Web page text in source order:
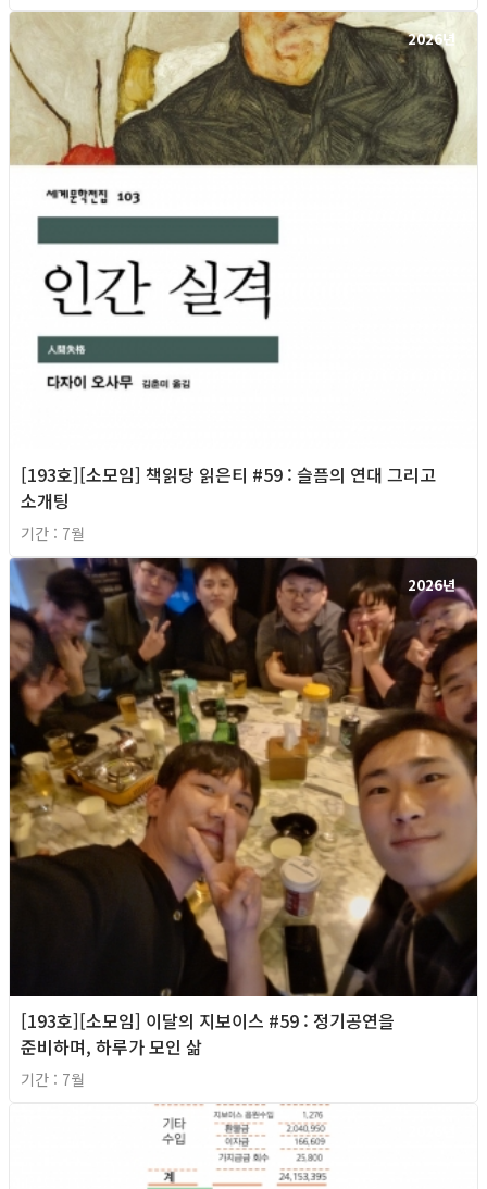
2026년
[193호][소모임] 책읽당 읽은티 #59 : 슬픔의 연대 그리고
소개팅
기간 : 7월
2026년
[193호][소모임] 이달의 지보이스 #59 : 정기공연을
준비하며, 하루가 모인 삶
기간 : 7월